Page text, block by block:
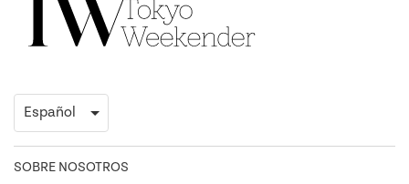
SOBRE NOSOTROS